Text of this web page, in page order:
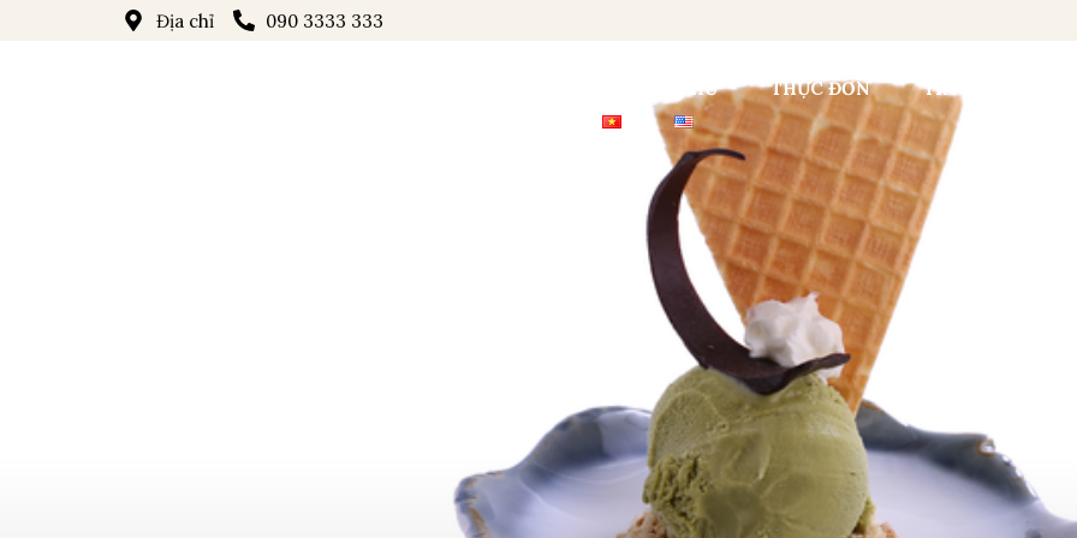
Địa chỉ 090 3333 333
TRANG CHỦ THỰC ĐƠN TIN TỨC